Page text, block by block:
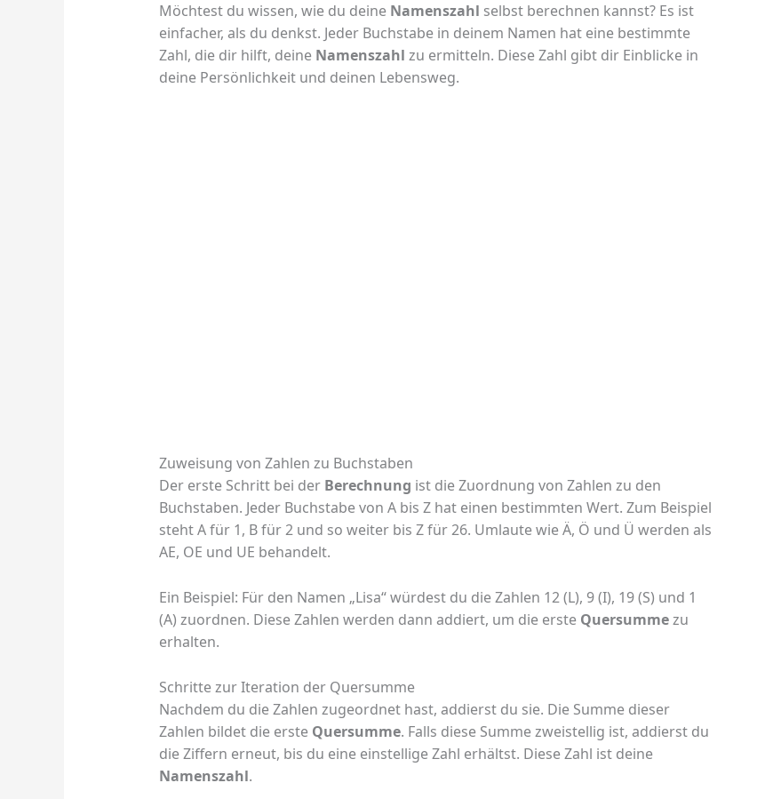
Möchtest du wissen, wie du deine Namenszahl selbst berechnen kannst? Es ist
einfacher, als du denkst. Jeder Buchstabe in deinem Namen hat eine bestimmte
Zahl, die dir hilft, deine Namenszahl zu ermitteln. Diese Zahl gibt dir Einblicke in
deine Persönlichkeit und deinen Lebensweg.
Zuweisung von Zahlen zu Buchstaben
Der erste Schritt bei der Berechnung ist die Zuordnung von Zahlen zu den
Buchstaben. Jeder Buchstabe von A bis Z hat einen bestimmten Wert. Zum Beispiel
steht A für 1, B für 2 und so weiter bis Z für 26. Umlaute wie Ä, Ö und Ü werden als
AE, OE und UE behandelt.
Ein Beispiel: Für den Namen „Lisa“ würdest du die Zahlen 12 (L), 9 (I), 19 (S) und 1
(A) zuordnen. Diese Zahlen werden dann addiert, um die erste Quersummezu
erhalten.
Schritte zur Iteration der Quersumme
Nachdem du die Zahlen zugeordnet hast, addierst du sie. Die Summe dieser
Zahlen bildet die erste Quersumme. Falls diese Summe zweistellig ist, addierst du
die Ziffern erneut, bis du eine einstellige Zahl erhältst. Diese Zahl ist deine
Namenszahl.